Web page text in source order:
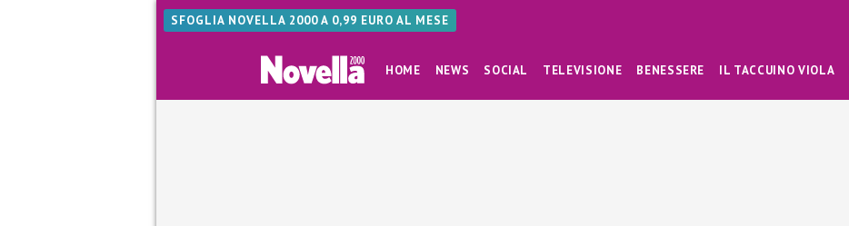
SFOGLIA NOVELLA 2000 A 0,99 EURO AL MESE
HOME NEWS SOCIAL TELEVISIONE BENESSERE IL TACCUINO VIOLA